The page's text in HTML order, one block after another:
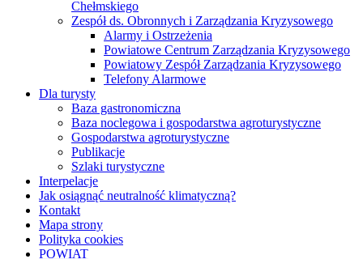
Chełmskiego
Zespół ds. Obronnych i Zarządzania Kryzysowego
Alarmy i Ostrzeżenia
Powiatowe Centrum Zarządzania Kryzysowego
Powiatowy Zespół Zarządzania Kryzysowego
Telefony Alarmowe
Dla turysty
Baza gastronomiczna
Baza noclegowa i gospodarstwa agroturystyczne
Gospodarstwa agroturystyczne
Publikacje
Szlaki turystyczne
Interpelacje
Jak osiągnąć neutralność klimatyczną?
Kontakt
Mapa strony
Polityka cookies
POWIAT